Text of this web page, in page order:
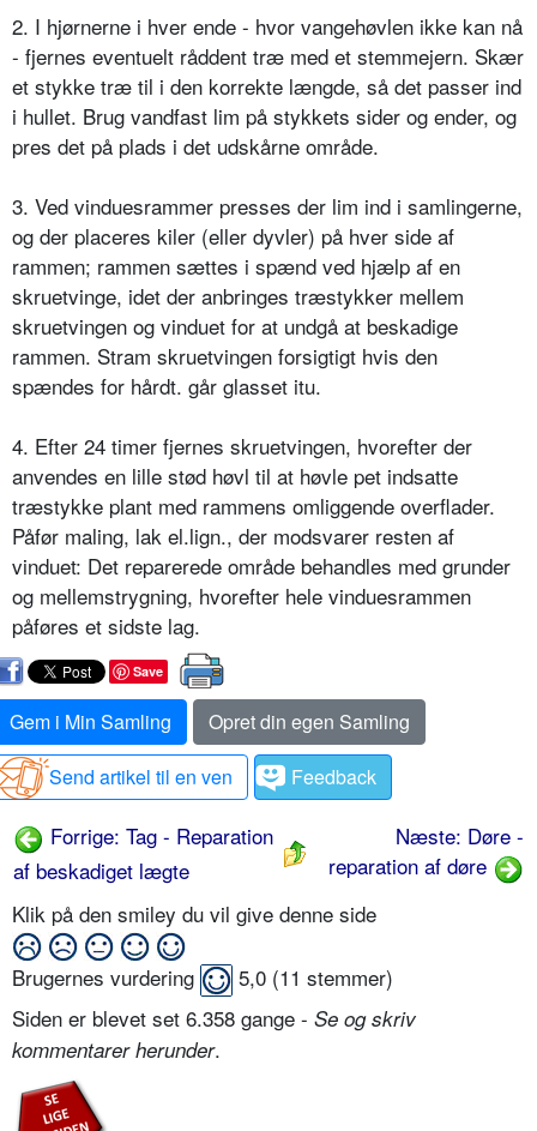
2. I hjørnerne i hver ende - hvor vangehøvlen ikke kan nå
- fjernes eventuelt råddent træ med et stemmejern. Skær
et stykke træ til i den korrekte længde, så det passer ind
i hullet. Brug vandfast lim på stykkets sider og ender, og
pres det på plads i det udskårne område.
3. Ved vinduesrammer presses der lim ind i samlingerne,
og der placeres kiler (eller dyvler) på hver side af
rammen; rammen sættes i spænd ved hjælp af en
skruetvinge, idet der anbringes træstykker mellem
skruetvingen og vinduet for at undgå at beskadige
rammen. Stram skruetvingen forsigtigt hvis den
spændes for hårdt. går glasset itu.
4. Efter 24 timer fjernes skruetvingen, hvorefter der
anvendes en lille stød høvl til at høvle pet indsatte
træstykke plant med rammens omliggende overflader.
Påfør maling, lak el.lign., der modsvarer resten af
vinduet: Det reparerede område behandles med grunder
og mellemstrygning, hvorefter hele vinduesrammen
påføres et sidste lag.
Save
Gem i Min Samling
Opret din egen Samling
Send artikel til en ven
Feedback
Forrige: Tag - Reparation
af beskadiget lægte
Næste: Døre -
reparation af døre
Klik på den smiley du vil give denne side
Brugernes vurdering 5,0 (11 stemmer)
Siden er blevet set 6.358 gange - Se og skriv
kommentarer herunder.